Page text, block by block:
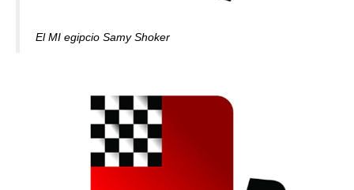
El MI egipcio Samy Shoker